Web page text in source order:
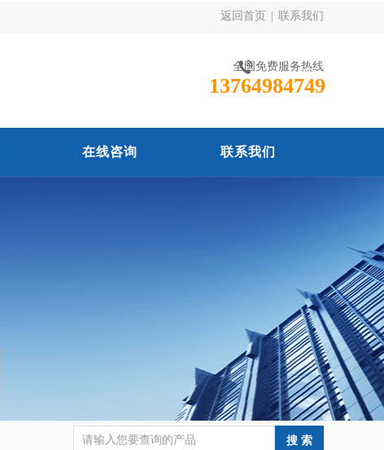
返回首页 联系我们
全国免费服务热线
13764984749
在线咨询 联系我们